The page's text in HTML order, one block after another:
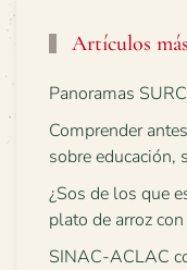
Artículos
Panoramas
Comprender
sobre educación,
¿Sos de los que
plato de arroz
SINAC-ACLAC